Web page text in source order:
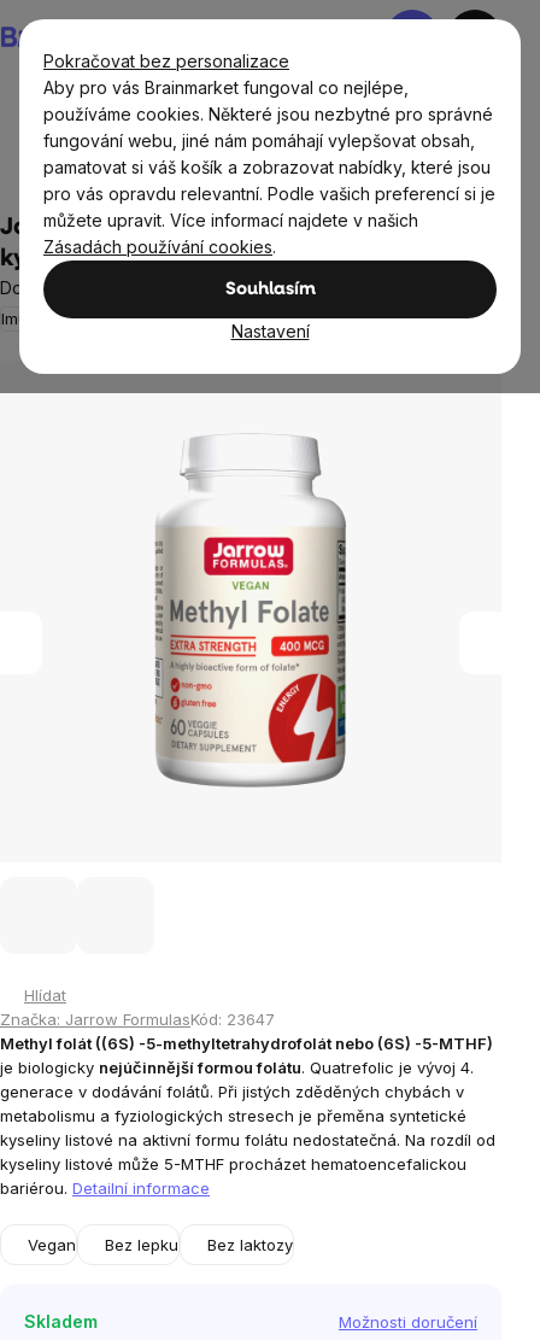
Pokračovat bez personalizace
Aby pro vás Brainmarket fungoval co nejlépe,
používáme cookies. Některé jsou nezbytné pro správné
fungování webu, jiné nám pomáhají vylepšovat obsah,
pamatovat si váš košík a zobrazovat nabídky, které jsou
pro vás opravdu relevantní. Podle vašich preferencí si je
můžete upravit. Více informací najdete v našich
Zásadách používání cookies.
Souhlasím
Nastavení
na
obsah
Nákupní
Doplňky stravy a výživa
Vitamíny a multivitamíny
Vitamín B
Kyselina listová (B9)
Jarrow Methyl Folate (aktivní forma
kyseliny listové), 400 mcg, 60 kapslí
Doplněk stravy
ImunitaEnergie
produktu
1 hodnocení
Hlídat
Značka: Jarrow FormulasKód: 23647
Methyl folát ((6S) -5-methyltetrahydrofolát nebo (6S) -5-MTHF)
je biologicky nejúčinnější formou folátu. Quatrefolic je vývoj 4.
generace v dodávání folátů. Při jistých zděděných chybách v
metabolismu a fyziologických stresech je přeměna syntetické
kyseliny listové na aktivní formu folátu nedostatečná. Na rozdíl od
kyseliny listové může 5-MTHF procházet hematoencefalickou
bariérou. Detailní informace
Vegan Bez lepku Bez laktozy
Skladem Možnosti doručení